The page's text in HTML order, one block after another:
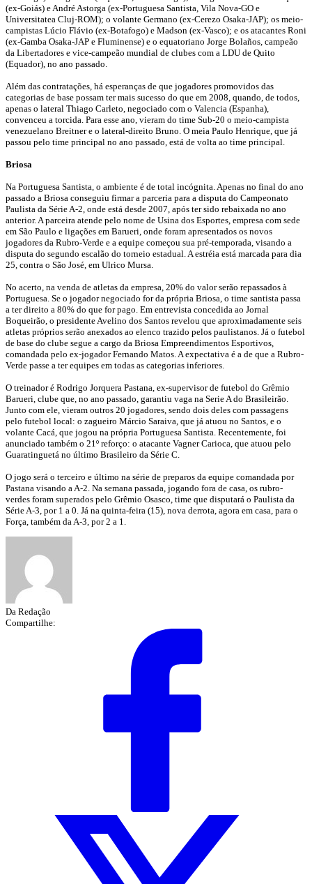
(ex-Goiás) e André Astorga (ex-Portuguesa Santista, Vila Nova-GO e
Universitatea Cluj-ROM); o volante Germano (ex-Cerezo Osaka-JAP); os meio-
campistas Lúcio Flávio (ex-Botafogo) e Madson (ex-Vasco); e os atacantes Roni
(ex-Gamba Osaka-JAP e Fluminense) e o equatoriano Jorge Bolaños, campeão
da Libertadores e vice-campeão mundial de clubes com a LDU de Quito
(Equador), no ano passado.
Além das contratações, há esperanças de que jogadores promovidos das
categorias de base possam ter mais sucesso do que em 2008, quando, de todos,
apenas o lateral Thiago Carleto, negociado com o Valencia (Espanha),
convenceu a torcida. Para esse ano, vieram do time Sub-20 o meio-campista
venezuelano Breitner e o lateral-direito Bruno. O meia Paulo Henrique, que já
passou pelo time principal no ano passado, está de volta ao time principal.
Briosa
Na Portuguesa Santista, o ambiente é de total incógnita. Apenas no final do ano
passado a Briosa conseguiu firmar a parceria para a disputa do Campeonato
Paulista da Série A-2, onde está desde 2007, após ter sido rebaixada no ano
anterior. A parceira atende pelo nome de Usina dos Esportes, empresa com sede
em São Paulo e ligações em Barueri, onde foram apresentados os novos
jogadores da Rubro-Verde e a equipe começou sua pré-temporada, visando a
disputa do segundo escalão do torneio estadual. A estréia está marcada para dia
25, contra o São José, em Ulrico Mursa.
No acerto, na venda de atletas da empresa, 20% do valor serão repassados à
Portuguesa. Se o jogador negociado for da própria Briosa, o time santista passa
a ter direito a 80% do que for pago. Em entrevista concedida ao Jornal
Boqueirão, o presidente Avelino dos Santos revelou que aproximadamente seis
atletas próprios serão anexados ao elenco trazido pelos paulistanos. Já o futebol
de base do clube segue a cargo da Briosa Empreendimentos Esportivos,
comandada pelo ex-jogador Fernando Matos. A expectativa é a de que a Rubro-
Verde passe a ter equipes em todas as categorias inferiores.
O treinador é Rodrigo Jorquera Pastana, ex-supervisor de futebol do Grêmio
Barueri, clube que, no ano passado, garantiu vaga na Serie A do Brasileirão.
Junto com ele, vieram outros 20 jogadores, sendo dois deles com passagens
pelo futebol local: o zagueiro Márcio Saraiva, que já atuou no Santos, e o
volante Cacá, que jogou na própria Portuguesa Santista. Recentemente, foi
anunciado também o 21º reforço: o atacante Vagner Carioca, que atuou pelo
Guaratinguetá no último Brasileiro da Série C.
O jogo será o terceiro e último na série de preparos da equipe comandada por
Pastana visando a A-2. Na semana passada, jogando fora de casa, os rubro-
verdes foram superados pelo Grêmio Osasco, time que disputará o Paulista da
Série A-3, por 1 a 0. Já na quinta-feira (15), nova derrota, agora em casa, para o
Força, também da A-3, por 2 a 1.
Da Redação
Compartilhe: